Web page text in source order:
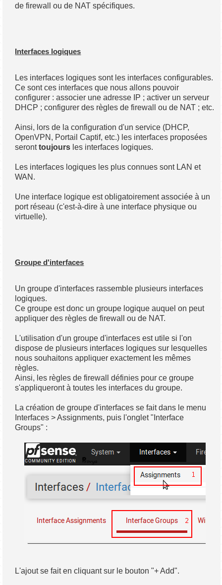
de firewall ou de NAT spécifiques.
Interfaces logiques
Les interfaces logiques sont les interfaces configurables.
Ce sont ces interfaces que nous allons pouvoir
configurer : associer une adresse IP ; activer un serveur
DHCP ; configurer des règles de firewall ou de NAT ; etc.
Ainsi, lors de la configuration d'un service (DHCP,
OpenVPN, Portail Captif, etc.) les interfaces proposées
seronttoujours les interfaces logiques.
Les interfaces logiques les plus connues sont LAN et
WAN.
Une interface logique est obligatoirement associée à un
port réseau (c'est-à-dire à une interface physique ou
virtuelle).
Groupe d'interfaces
Un groupe d'interfaces rassemble plusieurs interfaces
logiques.
Ce groupe est donc un groupe logique auquel on peut
appliquer des règles de firewall ou de NAT.
L'utilisation d'un groupe d'interfaces est utile si l'on
dispose de plusieurs interfaces logiques sur lesquelles
nous souhaitons appliquer exactement les mêmes
règles.
Ainsi, les règles de firewall définies pour ce groupe
s'appliqueront à toutes les interfaces du groupe.
La création de groupe d'interfaces se fait dans le menu
Interfaces > Assignments, puis l'onglet "Interface
Groups" :
L'ajout se fait en cliquant sur le bouton "+ Add".